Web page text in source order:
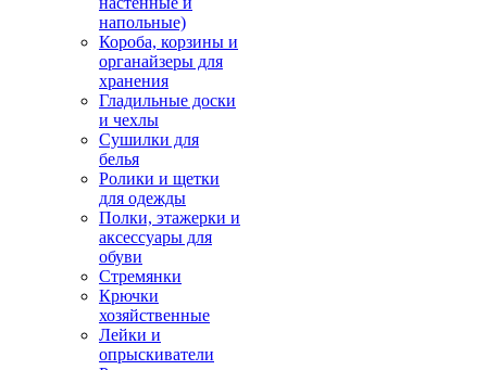
напольные)
Короба, корзины и
органайзеры для
хранения
Гладильные доски
и чехлы
Сушилки для
белья
Ролики и щетки
для одежды
Полки, этажерки и
аксессуары для
обуви
Стремянки
Крючки
хозяйственные
Лейки и
опрыскиватели